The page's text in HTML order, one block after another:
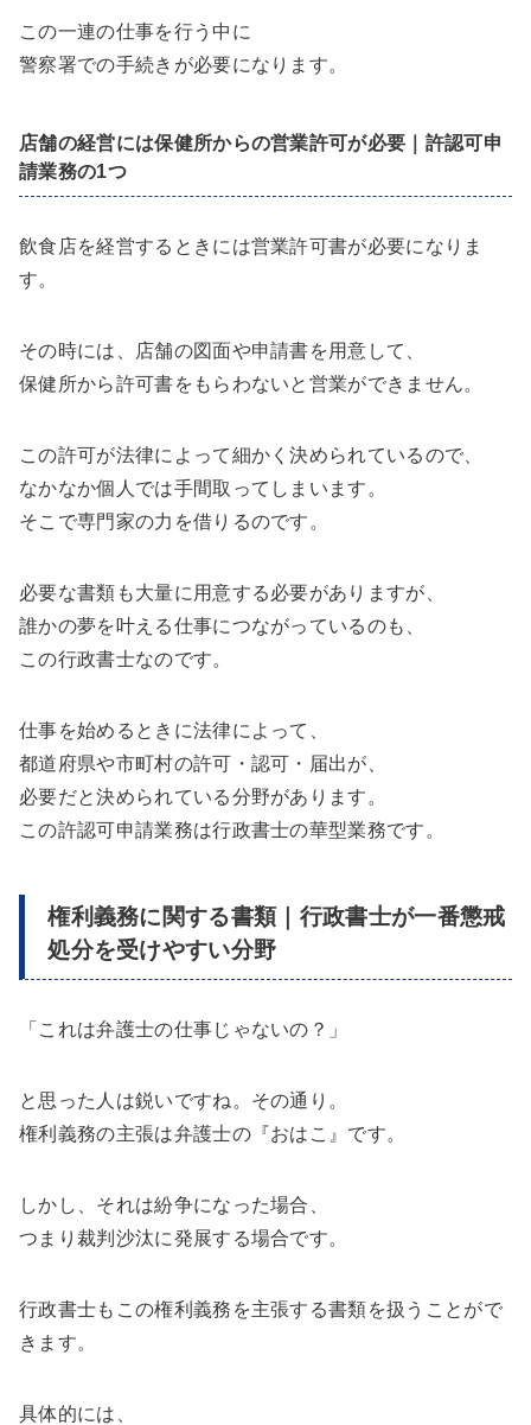
この一連の仕事を行う中に
警察署での手続きが必要になります。
店舗の経営には保健所からの営業許可が必要｜許認可申
請業務の1つ
飲食店を経営するときには営業許可書が必要になりま
す。
その時には、店舗の図面や申請書を用意して、
保健所から許可書をもらわないと営業ができません。
この許可が法律によって細かく決められているので、
なかなか個人では手間取ってしまいます。
そこで専門家の力を借りるのです。
必要な書類も大量に用意する必要がありますが、
誰かの夢を叶える仕事につながっているのも、
この行政書士なのです。
仕事を始めるときに法律によって、
都道府県や市町村の許可・認可・届出が、
必要だと決められている分野があります。
この許認可申請業務は行政書士の華型業務です。
権利義務に関する書類｜行政書士が一番懲戒
処分を受けやすい分野
「これは弁護士の仕事じゃないの？」
と思った人は鋭いですね。その通り。
権利義務の主張は弁護士の『おはこ』です。
しかし、それは紛争になった場合、
つまり裁判沙汰に発展する場合です。
行政書士もこの権利義務を主張する書類を扱うことがで
きます。
具体的には、